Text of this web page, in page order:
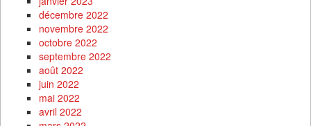
décembre 2022
novembre 2022
octobre 2022
septembre 2022
août 2022
juin 2022
mai 2022
avril 2022